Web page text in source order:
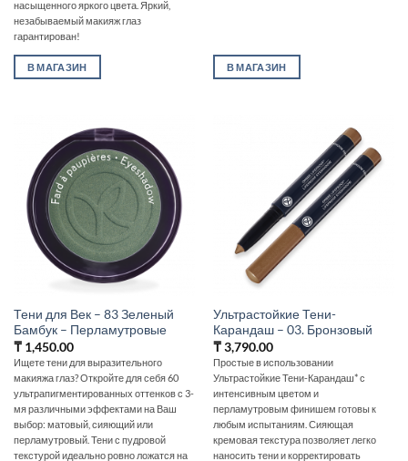
насыщенного яркого цвета. Яркий,
незабываемый макияж глаз
гарантирован!
В МАГАЗИН В МАГАЗИН
Тени для Век – 83 Зеленый
Бамбук – Перламутровые
₸1,450.00
Ищете тени для выразительного
макияжа глаз? Откройте для себя 60
ультрапигментированных оттенков с 3-
мя различными эффектами на Ваш
выбор: матовый, сияющий или
перламутровый. Тени с пудровой
текстурой идеально ровно ложатся на
Ультрастойкие Тени-
Карандаш – 03. Бронзовый
₸3,790.00
Простые в использовании
Ультрастойкие Тени-Карандаш* с
интенсивным цветом и
перламутровым финишем готовы к
любым испытаниям. Сияющая
кремовая текстура позволяет легко
наносить тени и корректировать